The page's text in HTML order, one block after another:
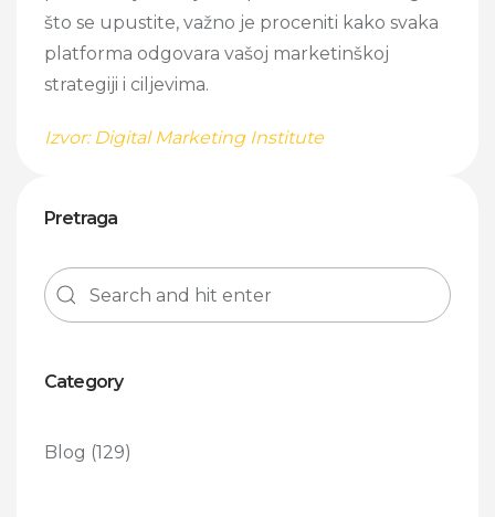
što se upustite, važno je proceniti kako svaka
platforma odgovara vašoj marketinškoj
strategiji i ciljevima.
Izvor: Digital Marketing Institute
Pretraga
Category
Blog (129)